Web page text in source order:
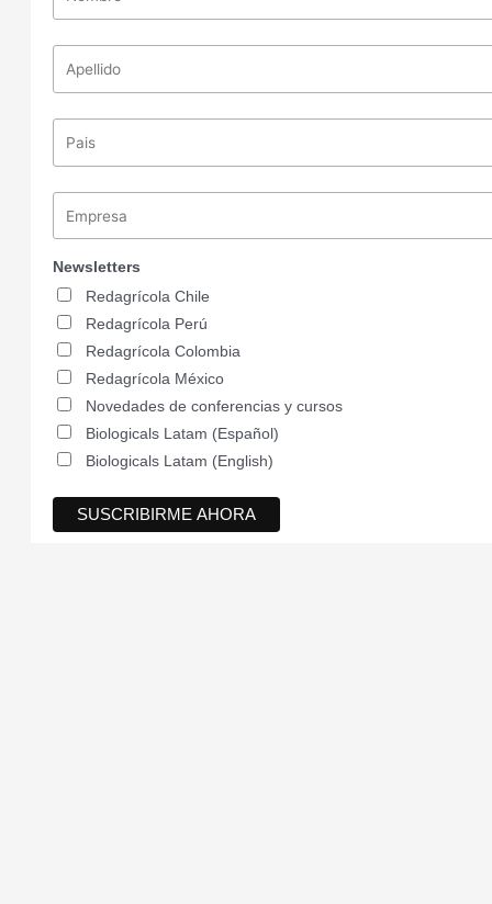
Newsletters
Redagrícola Chile
Redagrícola Perú
Redagrícola Colombia
Redagrícola México
Novedades de conferencias y cursos
Biologicals Latam (Español)
Biologicals Latam (English)